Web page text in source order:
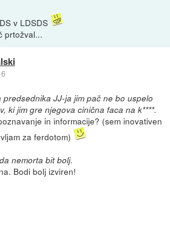
v LDSDS
prtožval...
JJ-ja jim pač ne bo uspelo
ki jim gre njegova cinična faca na k****.
in informacije? (sem inovativen
za ferdotom)
nemorta bit bolj.
Bodi bolj izviren!